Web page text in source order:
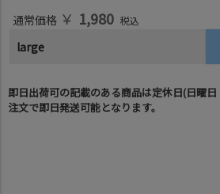
通常価格 ￥ 1,980 税込
large
即日出荷可の記載のある商品は定休日(日曜
注文で即日発送可能となります。